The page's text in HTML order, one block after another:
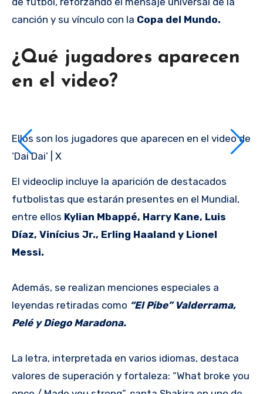
canción y su vínculo con la Copa del Mundo.
¿Qué jugadores aparecen
en el video?
Ellos son los jugadores que aparecen en el video de
‘Dai Dai’ | X
El videoclip incluye la aparición de destacados
futbolistas que estarán presentes en el Mundial,
entre ellos Kylian Mbappé, Harry Kane, Luis
Díaz, Vinícius Jr., Erling Haaland y Lionel
Messi.
Además, se realizan menciones especiales a
leyendas retiradas como “El Pibe” Valderrama,
Pelé y Diego Maradona.
La letra, interpretada en varios idiomas, destaca
valores de superación y fortaleza: “What broke you